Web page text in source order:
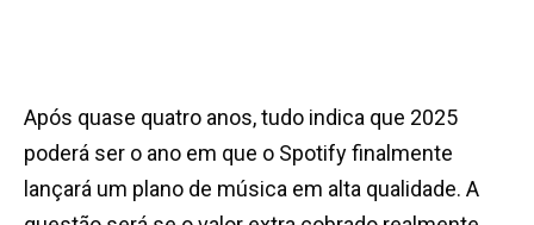
Após quase quatro anos, tudo indica que 2025
poderá ser o ano em que o Spotify finalmente
lançará um plano de música em alta qualidade. A